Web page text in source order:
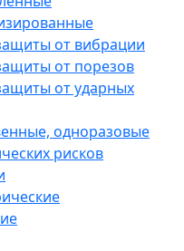
от вибрации
от порезов
от ударных
одноразовые
рисков